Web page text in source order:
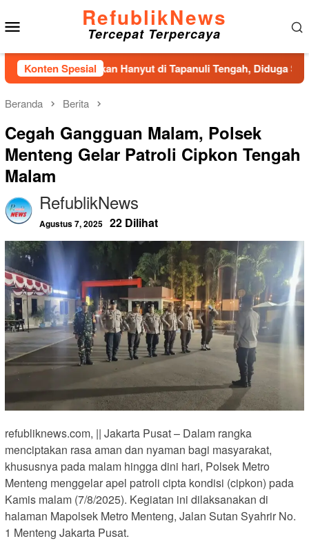
ke
konten
RefublikNews
Tercepat Terpercaya
Konten Spesial
Pria Ditemukan Hanyut di Tapanuli Tengah, Diduga Sempat
Beranda Berita
Cegah Gangguan Malam, Polsek
Menteng Gelar Patroli Cipkon Tengah
Malam
RefublikNews
Agustus 7, 2025 22 Dilihat
refubliknews.com, || Jakarta Pusat – Dalam rangka
menciptakan rasa aman dan nyaman bagi masyarakat,
khususnya pada malam hingga dini hari, Polsek Metro
Menteng menggelar apel patroli cipta kondisi (cipkon) pada
Kamis malam (7/8/2025). Kegiatan ini dilaksanakan di
halaman Mapolsek Metro Menteng, Jalan Sutan Syahrir No.
1 Menteng Jakarta Pusat.